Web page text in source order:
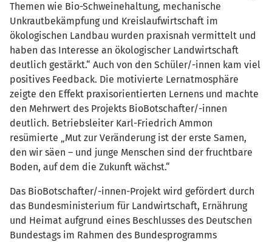
Themen wie Bio-Schweinehaltung, mechanische
Unkrautbekämpfung und Kreislaufwirtschaft im
ökologischen Landbau wurden praxisnah vermittelt und
haben das Interesse an ökologischer Landwirtschaft
deutlich gestärkt.“ Auch von den Schüler/-innen kam viel
positives Feedback. Die motivierte Lernatmosphäre
zeigte den Effekt praxisorientierten Lernens und machte
den Mehrwert des Projekts BioBotschafter/-innen
deutlich. Betriebsleiter Karl-Friedrich Ammon
resümierte „Mut zur Veränderung ist der erste Samen,
den wir säen – und junge Menschen sind der fruchtbare
Boden, auf dem die Zukunft wächst.“
Das BioBotschafter/-innen-Projekt wird gefördert durch
das Bundesministerium für Landwirtschaft, Ernährung
und Heimat aufgrund eines Beschlusses des Deutschen
Bundestags im Rahmen des Bundesprogramms